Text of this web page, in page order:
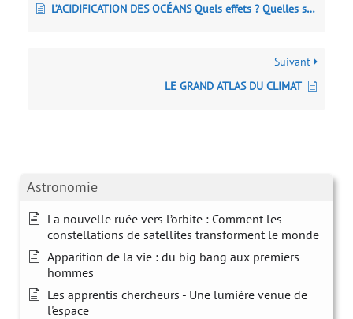
Astronomie
La nouvelle ruée vers l’orbite : Comment les
constellations de satellites transforment le monde
Apparition de la vie : du big bang aux premiers
hommes
Les apprentis chercheurs - Une lumière venue de
l'espace
L’ACIDIFICATION DES OCÉANS Quels effets ? Quelles solutions ?
Suivant
LE GRAND ATLAS DU CLIMAT